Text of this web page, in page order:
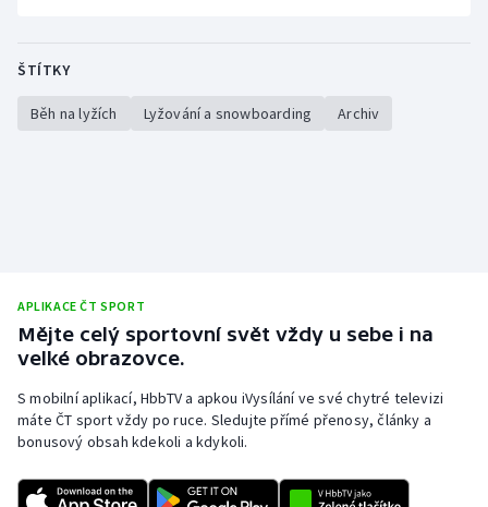
Ragby
Rychlobruslení
Stolní tenis
Triatlon
Veslování
Vodní slalom
ŠTÍTKY
Běh na lyžích Lyžování a snowboarding Archiv
APLIKACE ČT SPORT
Mějte celý sportovní svět vždy u sebe i na
velké obrazovce.
S mobilní aplikací, HbbTV a apkou iVysílání ve své chytré televizi
máte ČT sport vždy po ruce. Sledujte přímé přenosy, články a
bonusový obsah kdekoli a kdykoli.